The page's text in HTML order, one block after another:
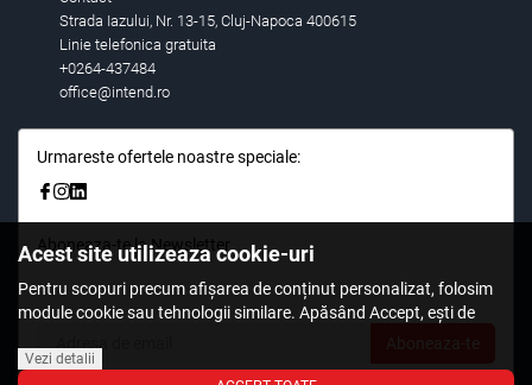
Strada Iazului, Nr. 13-15, Cluj-Napoca 400615
Linie telefonica gratuita
+0264-437484
office@intend.ro
Urmareste ofertele noastre speciale:
Aboneaza-te la Newsletter
Fii primul care stie. Inscrieti-vă la newsletter astazi.
Acest site utilizeaza cookie-uri
Pentru scopuri precum afișarea de conținut personalizat, folosim
module cookie sau tehnologii similare. Apăsând Accept, ești de
tehnologii similare. Află in sectiunea Politica de Cookies mai multe
Vezi detalii